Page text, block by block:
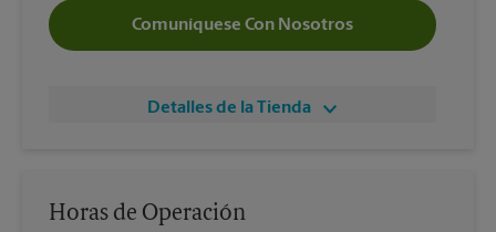
Comuníquese Con Nosotros
Detalles de la Tienda
Horas de Operación